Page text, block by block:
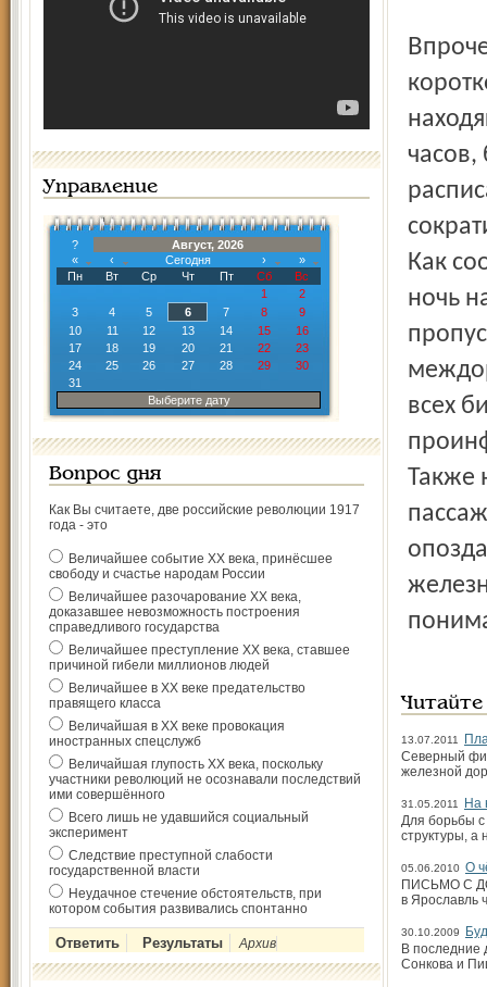
Управление
?
Август, 2026
«
‹ Сегодня ›
»
Пн
Вт Ср Чт Пт Сб
Вс
1
2
3
4 5 6 7 8
9
10
11 12 13 14 15
16
17
18 19 20 21 22
23
24
25 26 27 28 29
30
31
Выберите дату
Вопрос дня
Как Вы считаете, две российские революции 1917
года - это
Величайшее событие ХХ века, принёсшее
свободу и счастье народам России
Величайшее разочарование ХХ века,
доказавшее невозможность построения
справедливого государства
Величайшее преступление ХХ века, ставшее
причиной гибели миллионов людей
Величайшее в ХХ веке предательство
правящего класса
Величайшая в ХХ веке провокация
иностранных спецслужб
Величайшая глупость ХХ века, поскольку
участники революций не осознавали последствий
ими совершённого
Всего лишь не удавшийся социальный
эксперимент
Следствие преступной слабости
государственной власти
Неудачное стечение обстоятельств, при
котором события развивались спонтанно
Архив
Впрочем, как заверяют железнодорожники, сюрпризы
часов,
Как
ночь
всех
Также
13.07.2011
Северный
железной
31.05.2011
На
Для борьбы с
структуры, а
05.06.2010 О
ПИСЬМО С
в Ярославль
30.10.2009
В последние
Сонкова и